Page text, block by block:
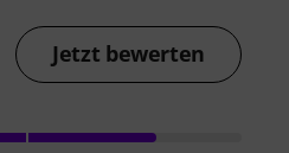
Jetzt bewerten